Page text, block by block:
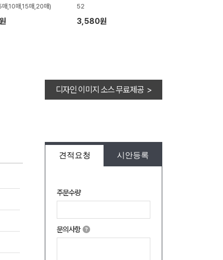
매,10매,15매,20매)
52
3,580원
디자인 이미지 소스 무료제공 >
견적요청 시안등록
주문수량
문의사항